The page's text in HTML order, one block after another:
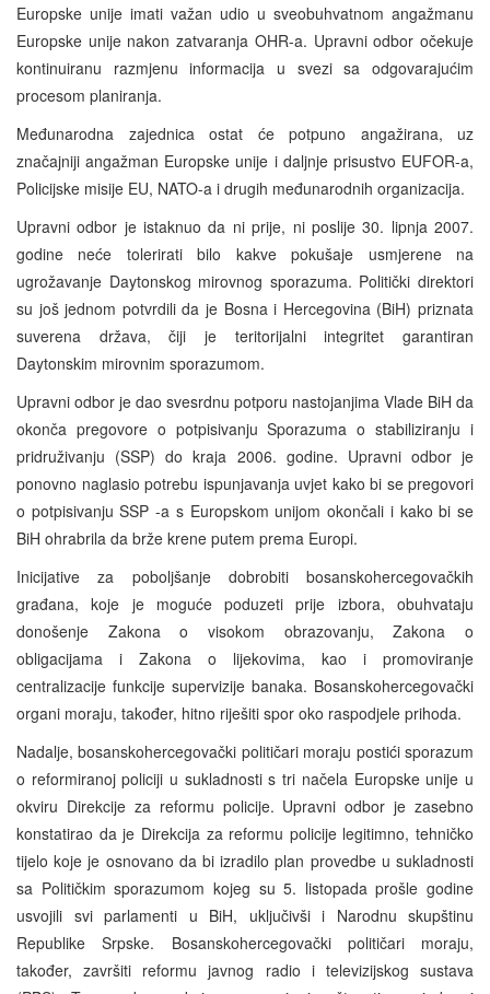
Europske unije imati važan udio u sveobuhvatnom angažmanu
Europske unije nakon zatvaranja OHR-a. Upravni odbor očekuje
kontinuiranu razmjenu informacija u svezi sa odgovarajućim
procesom planiranja.
Međunarodna zajednica ostat će potpuno angažirana, uz
značajniji angažman Europske unije i daljnje prisustvo EUFOR-a,
Policijske misije EU, NATO-a i drugih međunarodnih organizacija.
Upravni odbor je istaknuo da ni prije, ni poslije 30. lipnja 2007.
godine neće tolerirati bilo kakve pokušaje usmjerene na
ugrožavanje Daytonskog mirovnog sporazuma. Politički direktori
su još jednom potvrdili da je Bosna i Hercegovina (BiH) priznata
suverena država, čiji je teritorijalni integritet garantiran
Daytonskim mirovnim sporazumom.
Upravni odbor je dao svesrdnu potporu nastojanjima Vlade BiH da
okonča pregovore o potpisivanju Sporazuma o stabiliziranju i
pridruživanju (SSP) do kraja 2006. godine. Upravni odbor je
ponovno naglasio potrebu ispunjavanja uvjet kako bi se pregovori
o potpisivanju SSP -a s Europskom unijom okončali i kako bi se
BiH ohrabrila da brže krene putem prema Europi.
Inicijative za poboljšanje dobrobiti bosanskohercegovačkih
građana, koje je moguće poduzeti prije izbora, obuhvataju
donošenje Zakona o visokom obrazovanju, Zakona o
obligacijama i Zakona o lijekovima, kao i promoviranje
centralizacije funkcije supervizije banaka. Bosanskohercegovački
organi moraju, također, hitno riješiti spor oko raspodjele prihoda.
Nadalje, bosanskohercegovački političari moraju postići sporazum
o reformiranoj policiji u sukladnosti s tri načela Europske unije u
okviru Direkcije za reformu policije. Upravni odbor je zasebno
konstatirao da je Direkcija za reformu policije legitimno, tehničko
tijelo koje je osnovano da bi izradilo plan provedbe u sukladnosti
sa Političkim sporazumom kojeg su 5. listopada prošle godine
usvojili svi parlamenti u BiH, uključivši i Narodnu skupštinu
Republike Srpske. Bosanskohercegovački političari moraju,
također, završiti reformu javnog radio i televizijskog sustava